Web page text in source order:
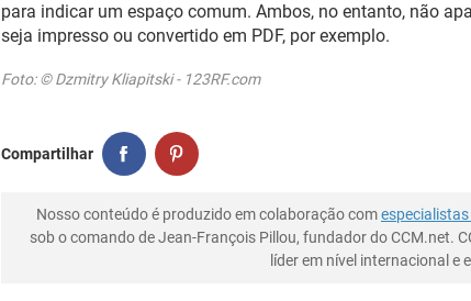
para indicar um espaço comum. Ambos, no entanto, não
seja impresso ou convertido em PDF, por exemplo.
Foto: © Dzmitry Kliapitski - 123RF.com
Compartilhar
Nosso conteúdo é produzido em colaboração com
sob o comando de Jean-François Pillou, fundador do CCM.net.
líder em nível internacional e